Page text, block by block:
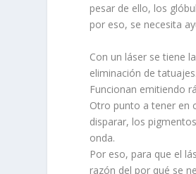
pesar de ello, los
por eso, se necesita
Con un láser se tiene
eliminación de
Funcionan emitiendo
Otro punto a tener en
disparar, los
onda.
Por eso, para que el
razón del por qué se